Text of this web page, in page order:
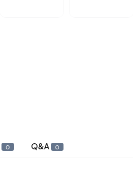
0 Q&A 0